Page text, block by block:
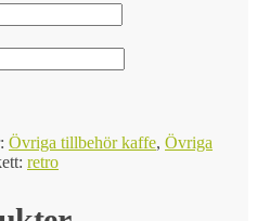
Övriga tillbehör kaffe, Övriga
retro